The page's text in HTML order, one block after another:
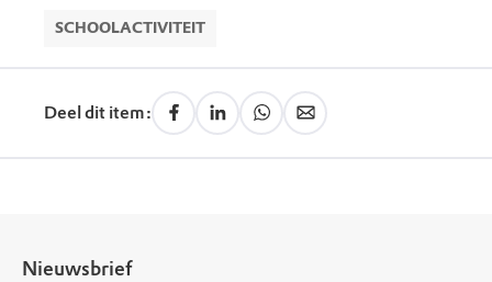
uur.Bekijk alle informatie over tickets en tijden.
Groote Haven bevindt de ingang zich aan de
linkerzijde van de Margueritahoeve.
SCHOOLACTIVITEIT
Deel dit item:
Nieuwsbrief